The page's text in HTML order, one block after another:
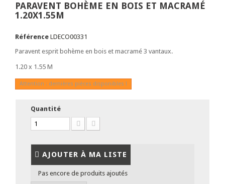
PARAVENT BOHÈME EN BOIS ET MACRAMÉ
1.20X1.55M
Référence LDECO00331
Paravent esprit bohème en bois et macramé 3 vantaux.
1.20 x 1.55 M
Attention : dernières pièces disponibles !
Quantité
AJOUTER À MA LISTE
Pas encore de produits ajoutés